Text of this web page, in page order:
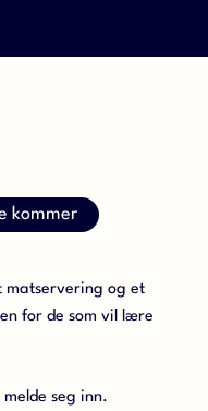
kommer
matservering og et
for de som vil lære
melde seg inn.